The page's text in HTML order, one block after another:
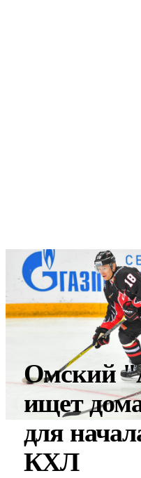
Омский
ищет
для
КХЛ